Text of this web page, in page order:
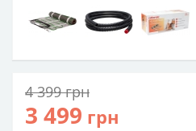
3 499 грн
4 399грн